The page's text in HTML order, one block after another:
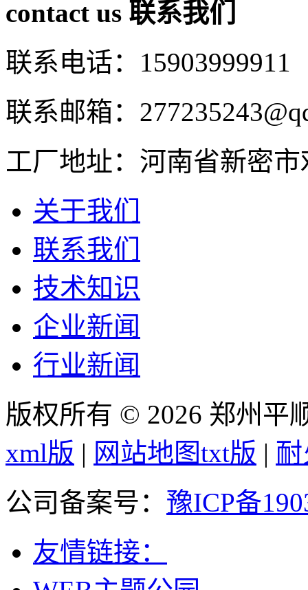
contact us 联系我们
联系电话：15903999911
联系邮箱：
工厂地址：河南省新密
关于我们
联系我们
技术知识
企业新闻
行业新闻
版权所有 © 2026 郑州平
xml版 | 网站地图txt版 |
公司备案号： 豫ICP备
友情链接：